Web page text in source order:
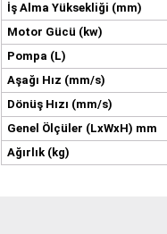
İş Alma Yüksekliği (mm)
Motor Gücü (kw)
Pompa (L)
Aşağı Hız (mm/s)
Dönüş Hızı (mm/s)
Genel Ölçüler (LxWxH) mm
Ağırlık (kg)